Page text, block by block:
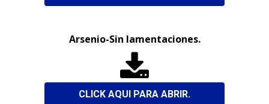
Arsenio-Sin lamentaciones.

CLICK AQUI PARA ABRIR.